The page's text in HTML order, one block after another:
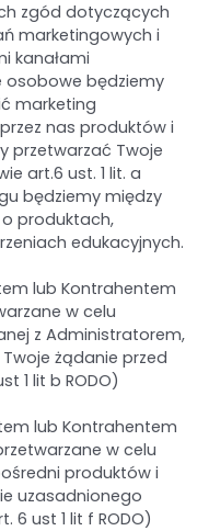
zgód dotyczących
marketingowych i
kanałami
osobowe będziemy
marketing
nas produktów i
przetwarzać Twoje
art.6 ust. 1 lit. a
będziemy między
produktach,
edukacyjnych.
lub Kontrahentem
w celu
z Administratorem,
żądanie przed
1 lit b RODO)
lub Kontrahentem
w celu
produktów i
uzasadnionego
6 ust 1 lit f RODO)